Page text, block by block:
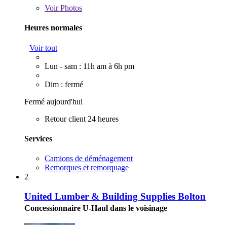
VoirPhotos
Heures normales
Voir tout
Lun - sam : 11h am à 6h pm
Dim : fermé
Fermé aujourd'hui
Retour client 24 heures
Services
Camions de déménagement
Remorques et remorquage
2
United Lumber & Building Supplies Bolton
Concessionnaire U-Haul dans le voisinage